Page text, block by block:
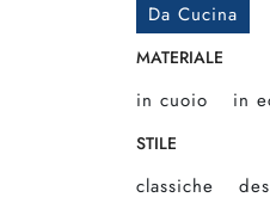
Da Cucina
MATERIALE
in cuoio in
STILE
classiche